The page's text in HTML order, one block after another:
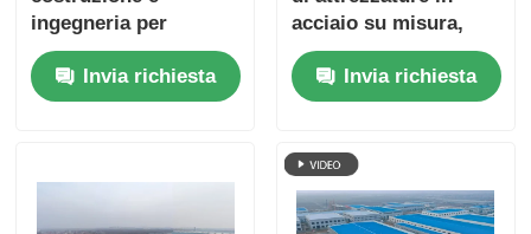
ingegneria per
officine di strutture in
acciaio per il
successo di progetti
Invia richiesta
acciaio su misura,
che forniscono
progetti in acciaio
preconfezionati per
industriale degli
spazi
Invia richiesta